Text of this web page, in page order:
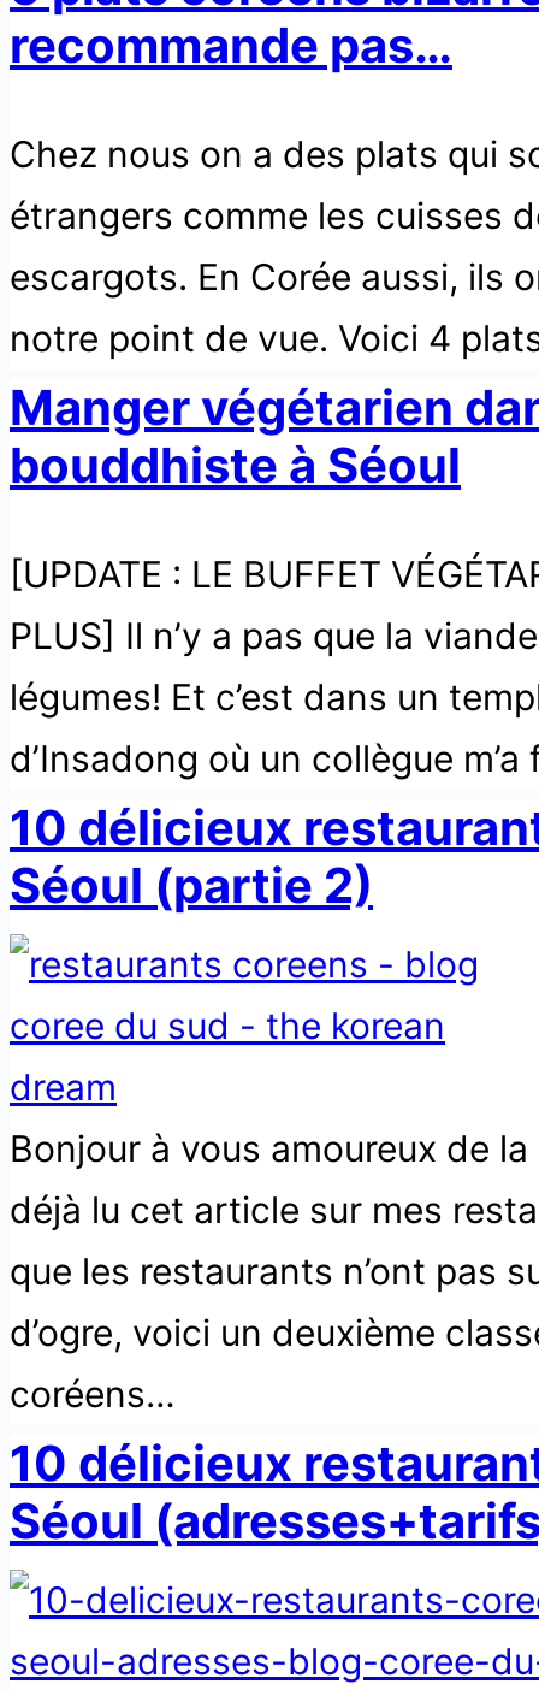
recommande pas…
Chez nous on a des plats qui
étrangers comme les cuisses
escargots. En Corée aussi, ils
notre point de vue. Voici 4
Manger végétarien
bouddhiste à Séoul
[UPDATE : LE BUFFET
PLUS] Il n’y a pas que la
légumes! Et c’est dans un
d’Insadong où un collègue
10 délicieux
Séoul (partie 2)
Bonjour à vous amoureux de
déjà lu cet article sur mes
que les restaurants n’ont pas
d’ogre, voici un deuxième
coréens…
10 délicieux
Séoul